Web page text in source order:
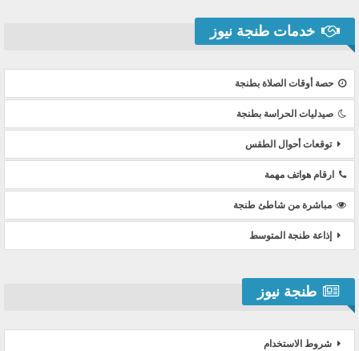
خدمات طنجة نيوز
حصة أوقات الصلاة بطنجة
صيدليات الحراسة بطنجة
توقعات أحوال الطقس
ارقام هواتف مهمة
مباشرة من شاطئ طنجة
إذاعة طنجة المتوسط
طنجة نيوز
شروط الاستخدام